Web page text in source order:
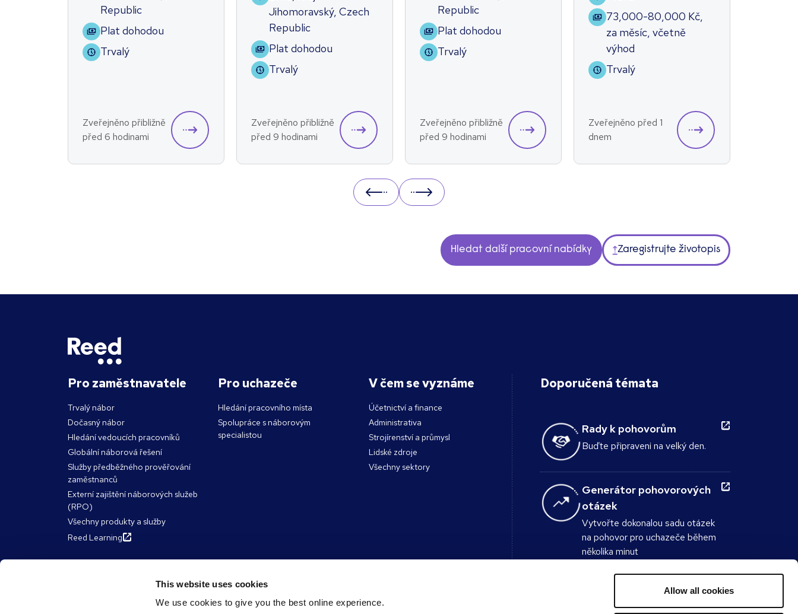
This website uses cookies
We use cookies to give you the best online experience.
Allow all cookies
Republic
Plat dohodou
Trvalý
Zveřejněno přibližně
před 6 hodinami
Jihomoravský, Czech
Republic
Plat dohodou
Trvalý
Zveřejněno přibližně
před 9 hodinami
Republic
Plat dohodou
Trvalý
Zveřejněno přibližně
před 9 hodinami
73,000-80,000 Kč,
za měsíc, včetně
výhod
Trvalý
Zveřejněno před 1
dnem
Prev Next
Hledat další pracovní nabídky Zaregistrujte životopis
Pro zaměstnavatele
Trvalý nábor
Dočasný nábor
Hledání vedoucích pracovníků
Globální náborová řešení
Služby předběžného prověřování
zaměstnanců
Externí zajištění náborových služeb
(RPO)
Všechny produkty a služby
Reed Learning
Pro uchazeče
Hledání pracovního místa
Spolupráce s náborovým
specialistou
V čem se vyznáme
Účetnictví a finance
Administrativa
Strojírenství a průmysl
Lidské zdroje
Všechny sektory
O společnosti Reed Zdroje
Články Spojte se s námi
Doporučená témata
Rady k pohovorům
Buďte připraveni na velký den.
Generátor pohovorových
otázek
Vytvořte dokonalou sadu otázek
na pohovor pro uchazeče během
několika minut
Kolik byste měli vydělávat?